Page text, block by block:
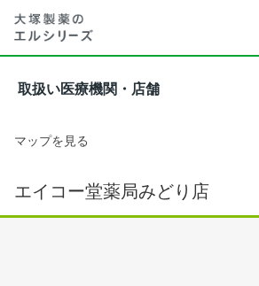
取扱い医療機関・店舗
マップを見る
エイコー堂薬局みどり店